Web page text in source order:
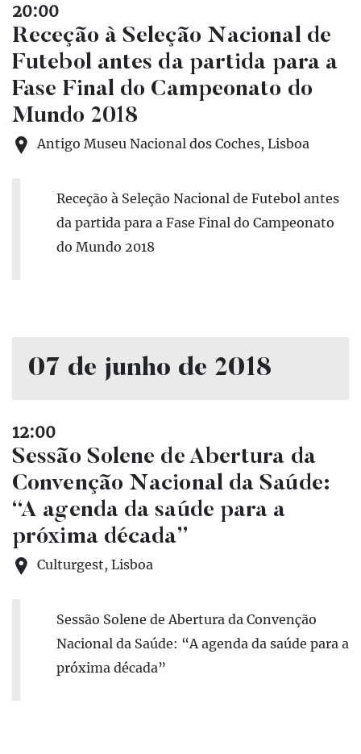
20:00
Receção à Seleção Nacional de
Futebol antes da partida para a
Fase Final do Campeonato do
Mundo 2018
Antigo Museu Nacional dos Coches, Lisboa
Receção à Seleção Nacional de Futebol antes
da partida para a Fase Final do Campeonato
do Mundo 2018
07 de junho de 2018
12:00
Sessão Solene de Abertura da
Convenção Nacional da Saúde:
“A agenda da saúde para a
próxima década”
Culturgest, Lisboa
Sessão Solene de Abertura da Convenção
Nacional da Saúde: “A agenda da saúde para a
próxima década”